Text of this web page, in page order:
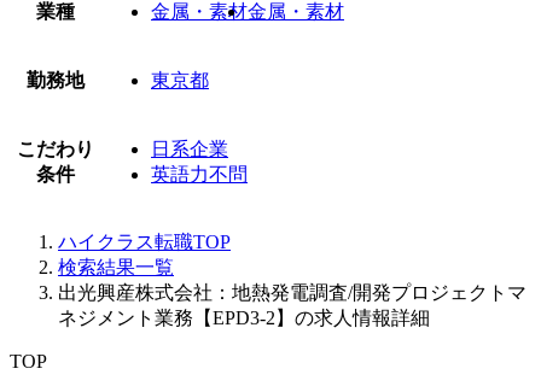
業種 金属・素材金属・素材
勤務地 東京都
こだわり
条件
日系企業
英語力不問
ハイクラス転職TOP
検索結果一覧
出光興産株式会社：地熱発電調査/開発プロジェクトマ
ネジメント業務【EPD3-2】の求人情報詳細
TOP